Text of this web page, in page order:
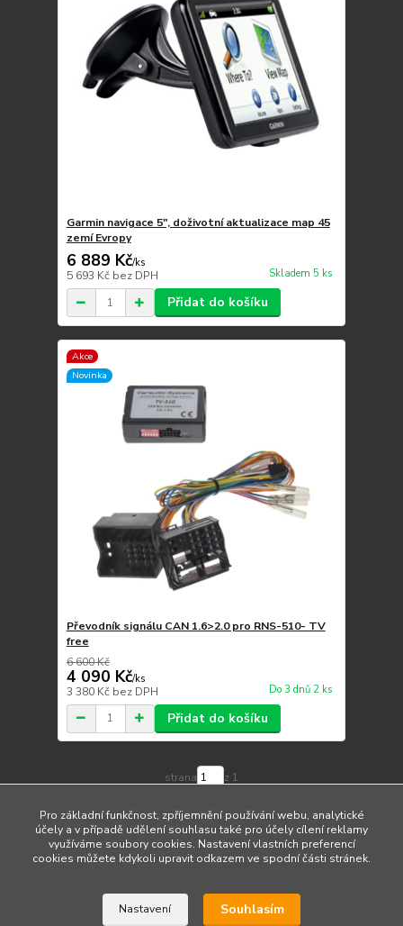
Garmin navigace 5", doživotní aktualizace map 45
zemí Evropy
6 889 Kč/ks
5 693 Kč bez DPH Skladem 5 ks
Přidat do košíku
Akce
Novinka
Převodník signálu CAN 1.6>2.0 pro RNS-510- TV
free
6 600 Kč
4 090 Kč/ks
3 380 Kč bez DPH Do 3 dnů 2 ks
Přidat do košíku
strana z 1
Upravit sběr cookies.
Pro základní funkčnost, zpříjemnění používání webu, analytické
účely a v případě udělení souhlasu také pro účely cílení reklamy
využíváme soubory cookies. Nastavení vlastních preferencí
cookies můžete kdykoli upravit odkazem ve spodní části stránek.
Nastavení Souhlasím